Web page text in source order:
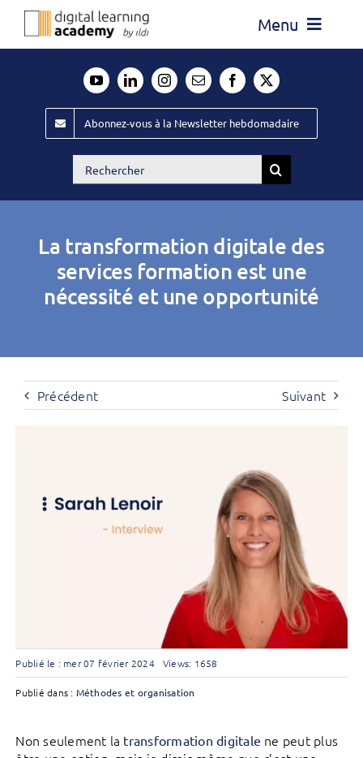
Passer
Menu
Évènements ILDI
Offres d’emploi
Publiez
Contact
Abonnez-vous à la Newsletter hebdomadaire
Rechercher:
La transformation digitale des
services formation est une
nécessité et une opportunité
Précédent Suivant
Publié le : mer 07 février 2024 Views: 1658
Publié dans : Méthodes et organisation
Non seulement la transformation digitale ne peut plus